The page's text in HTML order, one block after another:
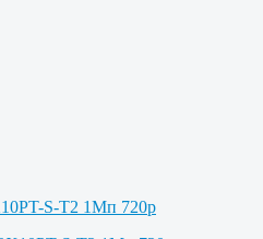
S-T2 1Мп 720p